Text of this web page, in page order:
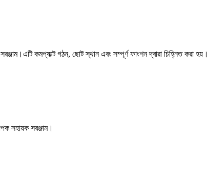
কমপ্যাক্ট গঠন, ছোট স্থান এবং সম্পূর্ণ ফাংশন দ্বারা চিহ্নিত করা হয়।
সহায়ক সরঞ্জাম।